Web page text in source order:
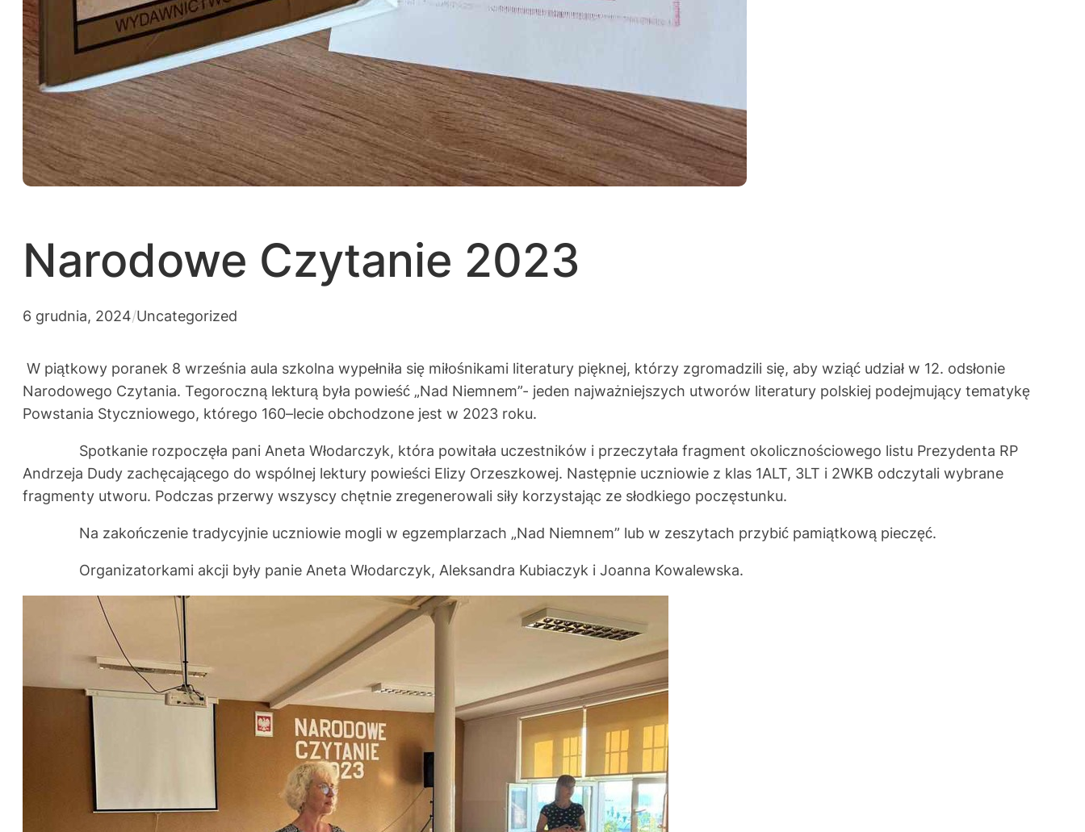
Narodowe Czytanie 2023
6 grudnia, 2024/Uncategorized
W piątkowy poranek 8 września aula szkolna wypełniła się miłośnikami literatury pięknej, którzy zgromadzili się, aby wziąć udział w 12. odsłonie
Narodowego Czytania. Tegoroczną lekturą była powieść „Nad Niemnem”- jeden najważniejszych utworów literatury polskiej podejmujący tematykę
Powstania Styczniowego, którego 160–lecie obchodzone jest w 2023 roku.
Spotkanie rozpoczęła pani Aneta Włodarczyk, która powitała uczestników i przeczytała fragment okolicznościowego listu Prezydenta RP
Andrzeja Dudy zachęcającego do wspólnej lektury powieści Elizy Orzeszkowej. Następnie uczniowie z klas 1ALT, 3LT i 2WKB odczytali wybrane
fragmenty utworu. Podczas przerwy wszyscy chętnie zregenerowali siły korzystając ze słodkiego poczęstunku.
Na zakończenie tradycyjnie uczniowie mogli w egzemplarzach „Nad Niemnem” lub w zeszytach przybić pamiątkową pieczęć.
Organizatorkami akcji były panie Aneta Włodarczyk, Aleksandra Kubiaczyk i Joanna Kowalewska.